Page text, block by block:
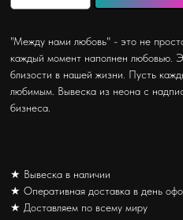
"Между нами любовь" - это не
каждый момент наполнен любовью.
близости в нашей жизни. Пусть
любимым. Вывеска из неона с
бизнеса.
★ Вывеска в наличии
★ Оперативная доставка в день
★ Доставляем по всему миру